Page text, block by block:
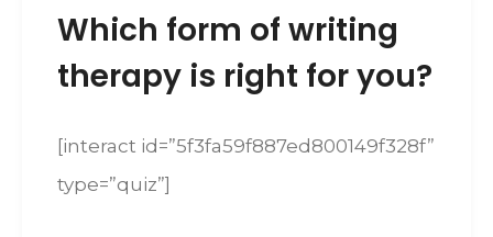
Which form of writing
therapy is right for you?
[interact id=”5f3fa59f887ed800149f328f”
type=”quiz”]